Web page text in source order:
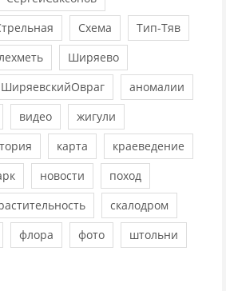
Схема
Тип-Тяв
Ширяево
ШиряевскийОвраг
аномалии
видео
жигули
карта
краеведение
новости
поход
скалодром
флора фото
штольни